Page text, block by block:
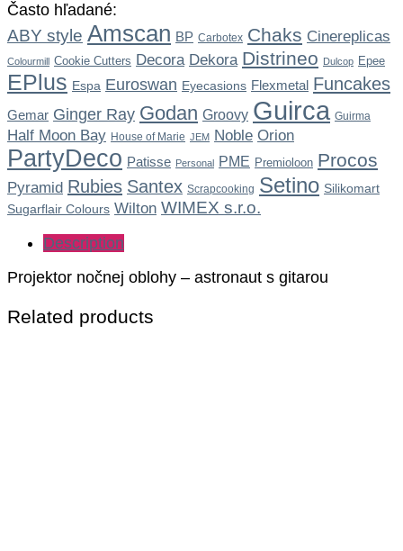
Často hľadané:
ABY style Amscan BP Carbotex Chaks Cinereplicas
Colourmill Cookie Cutters Decora Dekora Distrineo Dulcop Epee
EPlus Espa Euroswan Eyecasions Flexmetal Funcakes
Gemar Ginger Ray Godan Groovy Guirca Guirma
Half Moon Bay House of Marie JEM Noble Orion
PartyDeco Patisse Personal PME Premioloon Procos
Pyramid Rubies Santex Scrapcooking Setino Silikomart
Sugarflair Colours Wilton WIMEX s.r.o.
Description
Projektor nočnej oblohy – astronaut s gitarou
Related products